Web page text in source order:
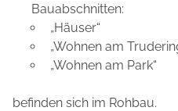
Bauabschnitten:
„Häuser“
„Wohnen am
„Wohnen am Park“
befinden sich im Rohbau.